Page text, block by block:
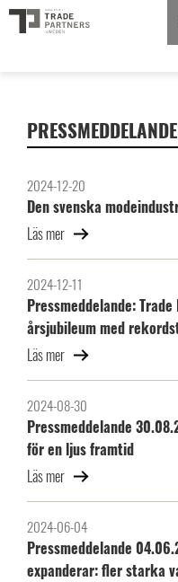
2024-12-20
Den svenska
Läs mer
2024-12-11
Pressmeddelande:
årsjubileum med
Läs mer
2024-08-30
Pressmeddelande
för en ljus framtid
Läs mer
2024-06-04
Pressmeddelande
expanderar: fler starka